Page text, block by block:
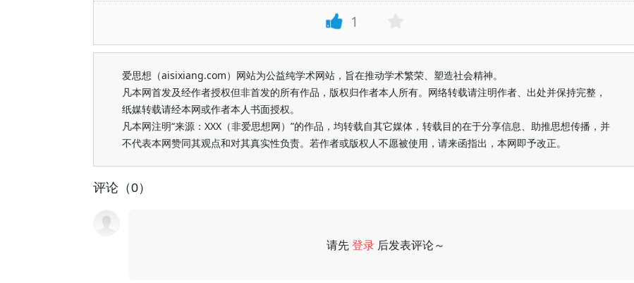
1
爱思想（aisixiang.com）网站为公益纯学术网站，旨在推动学术繁荣、塑造社会精神。
凡本网首发及经作者授权但非首发的所有作品，版权归作者本人所有。网络转载请注明作者、出处并保持完整，
纸媒转载请经本网或作者本人书面授权。
凡本网注明“来源：XXX（非爱思想网）”的作品，均转载自其它媒体，转载目的在于分享信息、助推思想传播，并
不代表本网赞同其观点和对其真实性负责。若作者或版权人不愿被使用，请来函指出，本网即予改正。
评论（0）
请先登录 后发表评论～